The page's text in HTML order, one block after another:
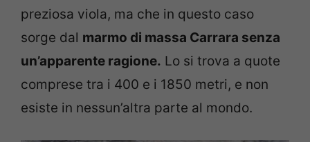
preziosa viola, ma che in questo caso
sorge dal marmo di massa Carrara senza
un’apparente ragione. Lo si trova a quote
comprese tra i 400 e i 1850 metri, e non
esiste in nessun’altra parte al mondo.